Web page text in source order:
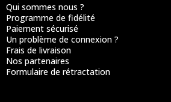
Qui sommes nous ?
Programme de fidélité
Paiement sécurisé
Un problème de connexion ?
Frais de livraison
Nos partenaires
Formulaire de rétractation